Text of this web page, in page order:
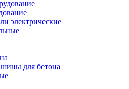
электрические
для бетона